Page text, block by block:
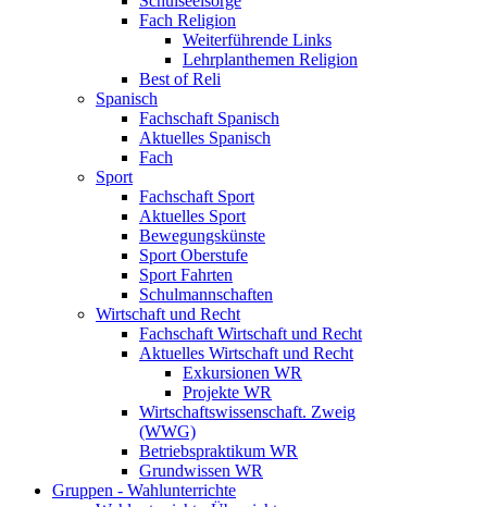
Fach Religion
Weiterführende Links
Lehrplanthemen Religion
Best of Reli
Spanisch
Fachschaft Spanisch
Aktuelles Spanisch
Fach
Sport
Fachschaft Sport
Aktuelles Sport
Bewegungskünste
Sport Oberstufe
Sport Fahrten
Schulmannschaften
Wirtschaft und Recht
Fachschaft Wirtschaft und Recht
Aktuelles Wirtschaft und Recht
Exkursionen WR
Projekte WR
Wirtschaftswissenschaft. Zweig
(WWG)
Betriebspraktikum WR
Grundwissen WR
Gruppen - Wahlunterrichte